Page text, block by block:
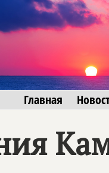
Главная